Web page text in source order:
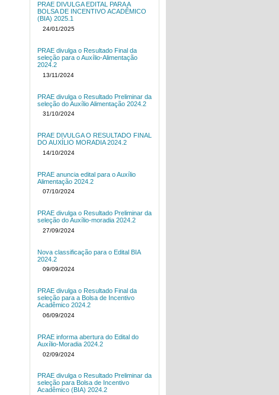
PRAE DIVULGA EDITAL PARA A
BOLSA DE INCENTIVO ACADÊMICO
(BIA) 2025.1
24/01/2025
PRAE divulga o Resultado Final da
seleção para o Auxílio-Alimentação
2024.2
13/11/2024
PRAE divulga o Resultado Preliminar da
seleção do Auxílio Alimentação 2024.2
31/10/2024
PRAE DIVULGA O RESULTADO FINAL
DO AUXÍLIO MORADIA 2024.2
14/10/2024
PRAE anuncia edital para o Auxílio
Alimentação 2024.2
07/10/2024
PRAE divulga o Resultado Preliminar da
seleção do Auxílio-moradia 2024.2
27/09/2024
Nova classificação para o Edital BIA
2024.2
09/09/2024
PRAE divulga o Resultado Final da
seleção para a Bolsa de Incentivo
Acadêmico 2024.2
06/09/2024
PRAE informa abertura do Edital do
Auxílio-Moradia 2024.2
02/09/2024
PRAE divulga o Resultado Preliminar da
seleção para Bolsa de Incentivo
Acadêmico (BIA) 2024.2